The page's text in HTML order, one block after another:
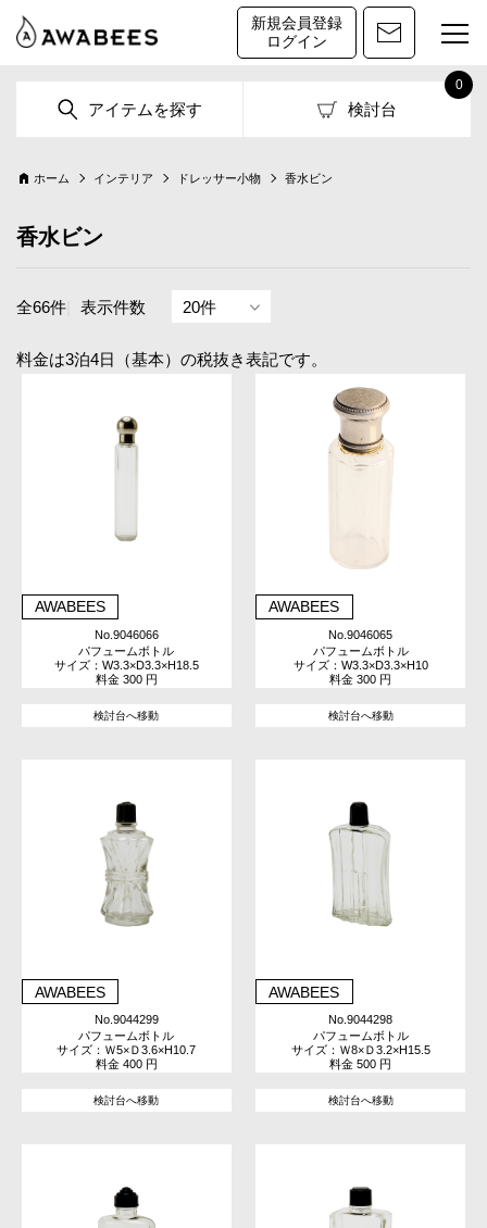
新規会員登録
ログイン
アイテムを探す 検討台
0
ホーム インテリア ドレッサー小物 香水ビン
香水ビン
全66件 表示件数
料金は3泊4日（基本）の税抜き表記です。
AWABEES
No.9046066
パフュームボトル
サイズ：W3.3×D3.3×H18.5
料金 300 円
検討台へ移動
AWABEES
No.9046065
パフュームボトル
サイズ：W3.3×D3.3×H10
料金 300 円
検討台へ移動
AWABEES
No.9044299
パフュームボトル
サイズ：Ｗ5×Ｄ3.6×H10.7
料金 400 円
検討台へ移動
AWABEES
No.9044298
パフュームボトル
サイズ：Ｗ8×Ｄ3.2×H15.5
料金 500 円
検討台へ移動